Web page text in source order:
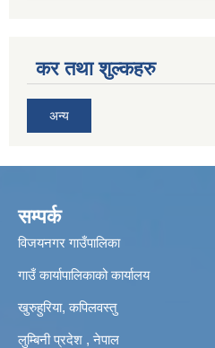
कर तथा शुल्कहरु
अन्य
सम्पर्क
विजयनगर गाउँपालिका
गाउँ कार्यापालिकाको कार्यालय
खुरुहुरिया, कपिलवस्तु
लुम्बिनी प्रदेश , नेपाल